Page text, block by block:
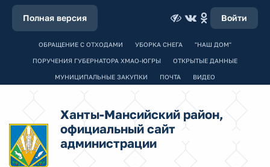
Полная версия Войти
ОБРАЩЕНИЕ С ОТХОДАМИ УБОРКА СНЕГА "НАШ ДОМ"
ПОРУЧЕНИЯ ГУБЕРНАТОРА ХМАО-ЮГРЫ ОТКРЫТЫЕ ДАННЫЕ
МУНИЦИПАЛЬНЫЕ ЗАКУПКИ ПОЧТА ВИДЕО
Ханты-Мансийский район,
официальный сайт
администрации